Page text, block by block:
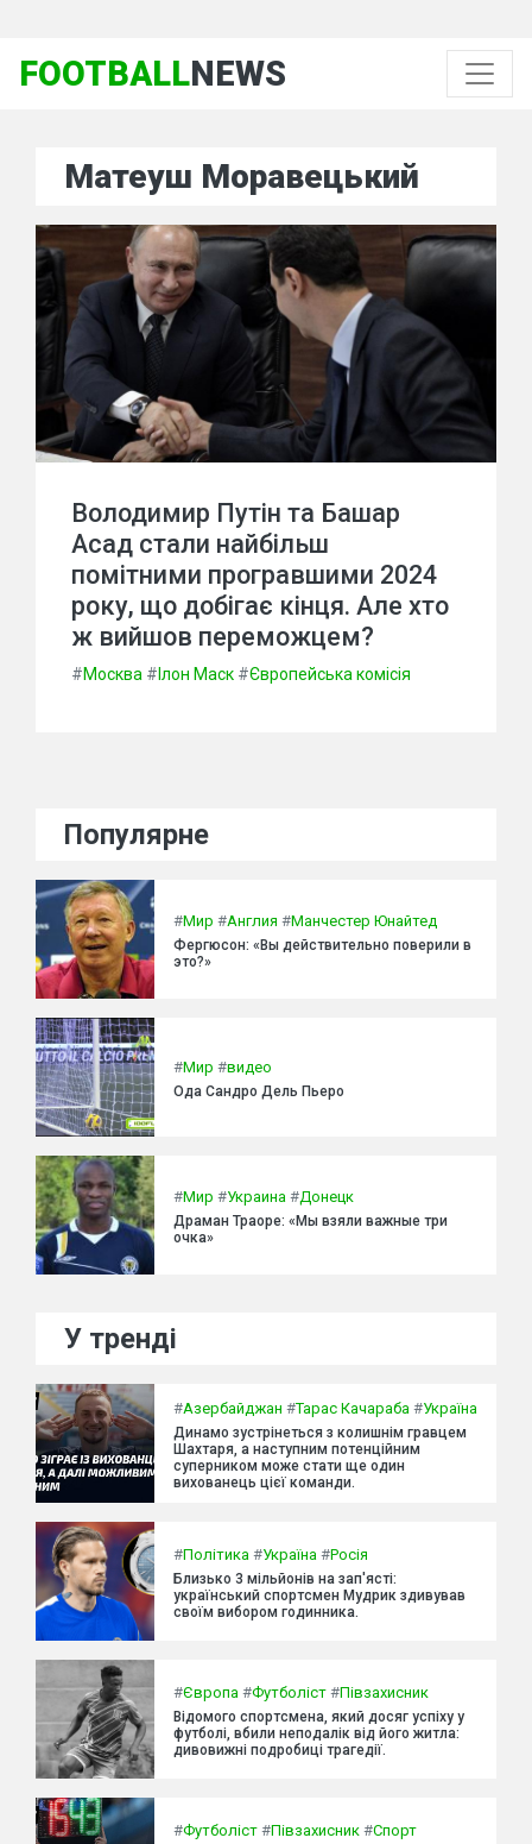
FOOTBALLNEWS
Матеуш Моравецький
Володимир Путін та Башар
Асад стали найбільш
помітними програвшими 2024
року, що добігає кінця. Але хто
ж вийшов переможцем?
#Москва # Ілон Маск #Європейська комісія
Популярне
#Мир #Англия #Манчестер Юнайтед
Фергюсон: «Вы действительно поверили в
это?»
#Мир #видео
Ода Сандро Дель Пьеро
#Мир #Украина #Донецк
Драман Траоре: «Мы взяли важные три
очка»
У тренді
#Азербайджан #Тарас Качараба #Україна
Динамо зустрінеться з колишнім гравцем
Шахтаря, а наступним потенційним
суперником може стати ще один
вихованець цієї команди.
#Політика #Україна #Росія
Близько 3 мільйонів на зап'ясті:
український спортсмен Мудрик здивував
своїм вибором годинника.
#Європа #Футболіст #Півзахисник
Відомого спортсмена, який досяг успіху у
футболі, вбили неподалік від його житла:
дивовижні подробиці трагедії.
#Футболіст #Півзахисник #Спорт